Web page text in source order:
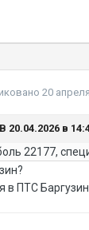
20 апреля
В 20.04.2026 в
22177,
в ПТС